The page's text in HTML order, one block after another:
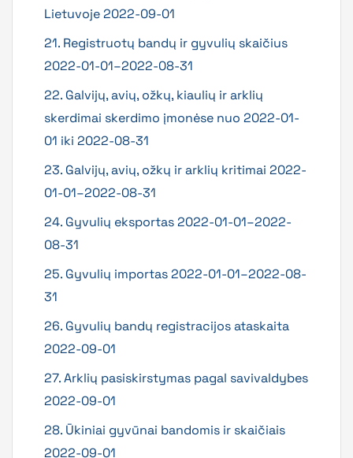
Lietuvoje 2022-09-01
21. Registruotų bandų ir gyvulių skaičius
2022-01-01–2022-08-31
22. Galvijų, avių, ožkų, kiaulių ir arklių
skerdimai skerdimo įmonėse nuo 2022-01-
01 iki 2022-08-31
23. Galvijų, avių, ožkų ir arklių kritimai 2022-
01-01–2022-08-31
24. Gyvulių eksportas 2022-01-01–2022-
08-31
25. Gyvulių importas 2022-01-01–2022-08-
31
26. Gyvulių bandų registracijos ataskaita
2022-09-01
27. Arklių pasiskirstymas pagal savivaldybes
2022-09-01
28. Ūkiniai gyvūnai bandomis ir skaičiais
2022-09-01